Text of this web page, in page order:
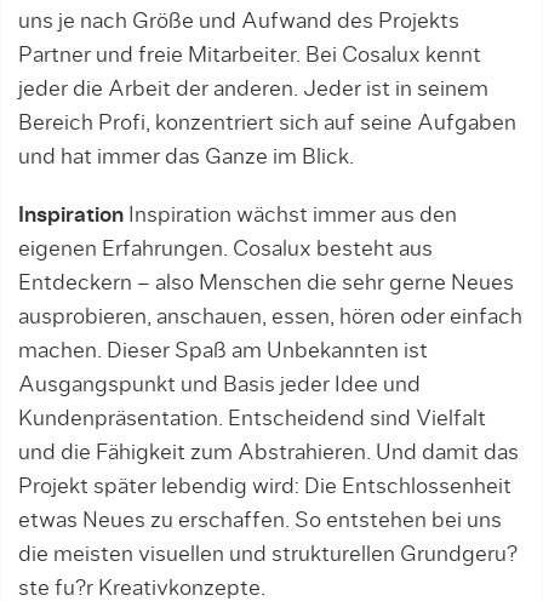
uns je nach Größe und Aufwand des Projekts
Partner und freie Mitarbeiter. Bei Cosalux kennt
jeder die Arbeit der anderen. Jeder ist in seinem
Bereich Profi, konzentriert sich auf seine Aufgaben
und hat immer das Ganze im Blick.
Inspiration Inspiration wächst immer aus den
eigenen Erfahrungen. Cosalux besteht aus
Entdeckern – also Menschen die sehr gerne Neues
ausprobieren, anschauen, essen, hören oder einfach
machen. Dieser Spaß am Unbekannten ist
Ausgangspunkt und Basis jeder Idee und
Kundenpräsentation. Entscheidend sind Vielfalt
und die Fähigkeit zum Abstrahieren. Und damit das
Projekt später lebendig wird: Die Entschlossenheit
etwas Neues zu erschaffen. So entstehen bei uns
die meisten visuellen und strukturellen Grundgeru?
ste fu?r Kreativkonzepte.